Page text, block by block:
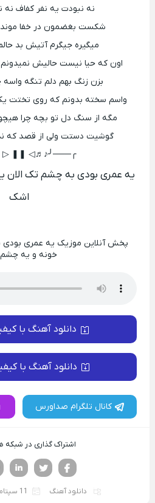
نه نبودت یه نفر کفاف نه
شکست بغضمون در خفا موند
میگیره جیگرم آتیش بد
اون که حیا نیست حالیش
بزن زنگ بهم دلم تنگه
واسم سخته بدونم که روی تختت
مگه از سنگ دل تو بچه چرا
گوشیت دستت ولی از قصد که
❚❚ ▷♬♪╰───╮
یه عمری بودی به چشم تک
اشک
پخش آنلاین موزیک یه عمری
خونه و یه
دانلود آهنگ با
دانلود آهنگ با
کانال تلگرام صداورس
اشتراک گذاری در شبکه
دانلود آهنگ 11 سپتامبر 2025